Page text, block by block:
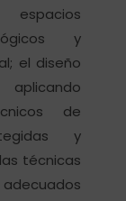
y
el diseño
de
y
técnicas